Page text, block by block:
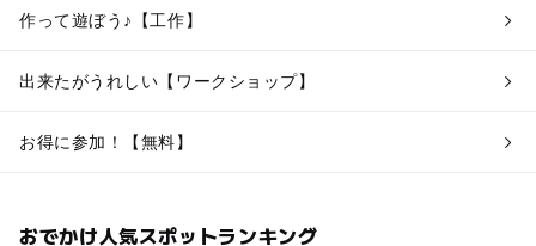
作って遊ぼう♪【工作】
出来たがうれしい【ワークショップ】
お得に参加！【無料】
おでかけ人気スポットランキング